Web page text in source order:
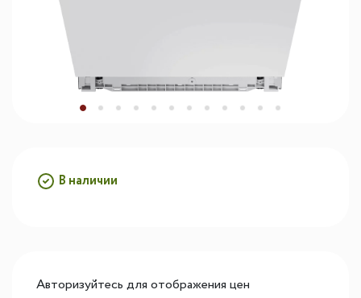
В наличии
Авторизуйтесь для отображения цен